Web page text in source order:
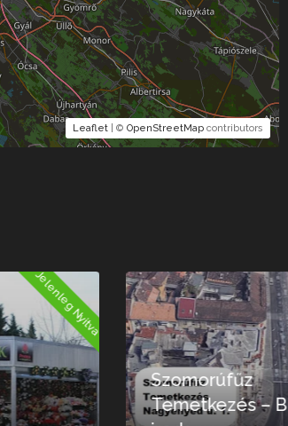
Leaflet| © OpenStreetMapcontributors
Jelenleg Zárva
Szomorúfűz
Temetkezés – Budai